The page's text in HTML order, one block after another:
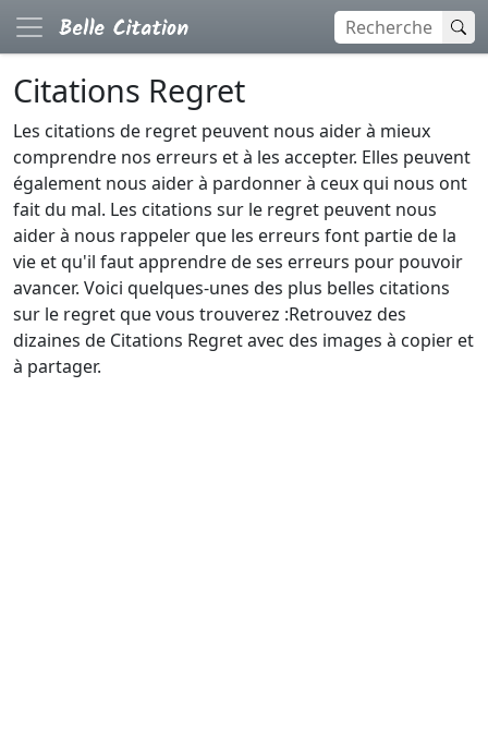
Citations Regret
Les citations de regret peuvent nous aider à mieux
comprendre nos erreurs et à les accepter. Elles peuvent
également nous aider à pardonner à ceux qui nous ont
fait du mal. Les citations sur le regret peuvent nous
aider à nous rappeler que les erreurs font partie de la
vie et qu'il faut apprendre de ses erreurs pour pouvoir
avancer. Voici quelques-unes des plus belles citations
sur le regret que vous trouverez :Retrouvez des
dizaines de Citations Regret avec des images à copier et
à partager.